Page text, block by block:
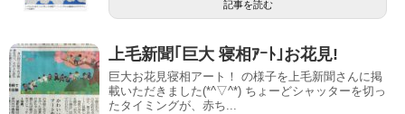
記事を読む
上毛新聞｢巨大 寝相ｱｰﾄ｣お花見!
巨大お花見寝相アート！ の様子を上毛新聞さんに掲
載いただきました(*^▽^*) ちょーどシャッターを切っ
たタイミングが、赤ち...